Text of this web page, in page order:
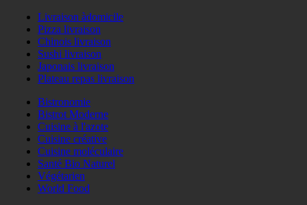
Livraison àdomicile
Pizza livraison
Chinois livraison
Sushi livraison
Japonais livraison
Plateau repas livraison
Bistronomie
Bistrot Moderne
Cuisine à l'azote
Cuisine créative
Cuisine moléculaire
Santé Bio Naturel
Végétarien
World Food